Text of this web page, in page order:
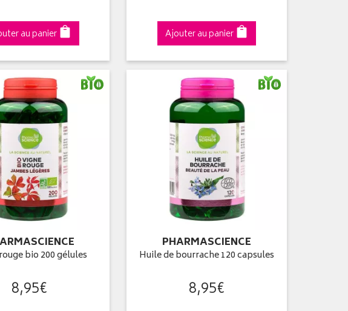
au panier Ajouter au panier
bio 200 gélules
8,95€
PHARMASCIENCE
Huile de bourrache 120 capsules
8,95€